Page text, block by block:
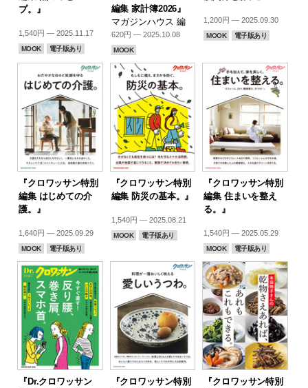
プ。』
1,540円 — 2025.11.17
MOOK 電子版あり
編集 家計簿2026』
マガジンハウス 編
620円 — 2025.10.08
MOOK
1,200円 — 2025.09.30
MOOK 電子版あり
『クロワッサン特別
編集 はじめての介
護。』
1,640円 — 2025.09.29
MOOK 電子版あり
『クロワッサン特別
編集 防災の基本。』
1,540円 — 2025.08.21
MOOK 電子版あり
『クロワッサン特別
編集 住まいを整え
る。』
1,540円 — 2025.05.29
MOOK 電子版あり
『Dr.クロワッサン
『クロワッサン特別
『クロワッサン特別